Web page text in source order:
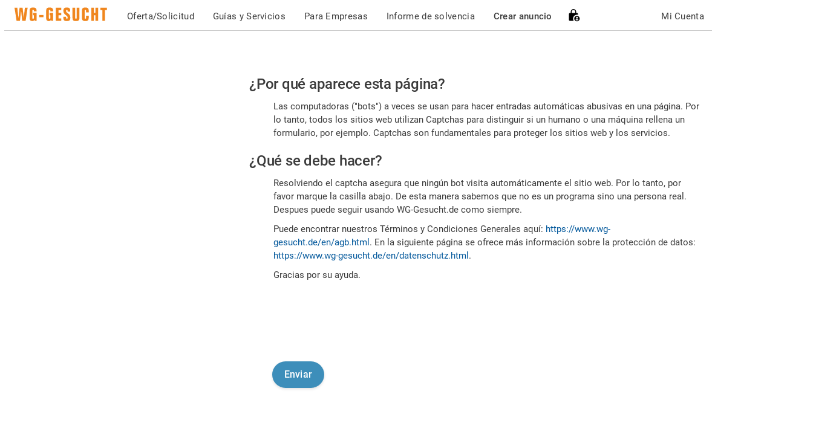
Oferta/Solicitud Guías y Servicios Para Empresas Informe de solvencia Crear anuncio Mi Cuenta
Por
favor,
confirme
es
humano
¿Por qué aparece esta página?
Las computadoras ("bots") a veces se usan para hacer entradas automáticas abusivas en una página. Por
lo tanto, todos los sitios web utilizan Captchas para distinguir si un humano o una máquina rellena un
formulario, por ejemplo. Captchas son fundamentales para proteger los sitios web y los servicios.
¿Qué se debe hacer?
Resolviendo el captcha asegura que ningún bot visita automáticamente el sitio web. Por lo tanto, por
favor marque la casilla abajo. De esta manera sabemos que no es un programa sino una persona real.
Despues puede seguir usando WG-Gesucht.de como siempre.
Puede encontrar nuestros Términos y Condiciones Generales aquí: https://www.wg-
gesucht.de/en/agb.html . En la siguiente página se ofrece más información sobre la protección de datos:
https://www.wg-gesucht.de/en/datenschutz.html .
Gracias por su ayuda.